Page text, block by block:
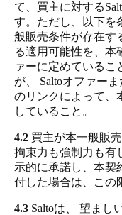
て、買主に対する
す。ただし、以下を
般販売条件が存在す
る適用可能性を、本
ァーに定めているこ
が、 Saltoオファー
のリンクによって、
していること。
4.2 買主が本一般販
拘束力も強制力も有
示的に承諾し、本契
付した場合は、この
4.3 Saltoは、 望まし